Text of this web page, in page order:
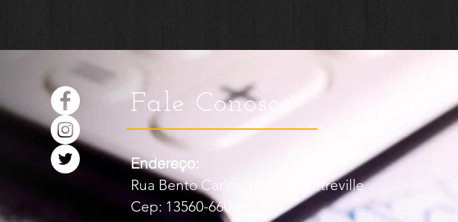
Fale Conosco
Endereço:
Rua Bento Carlos, n° 61 - Centreville
Cep: 13560-660